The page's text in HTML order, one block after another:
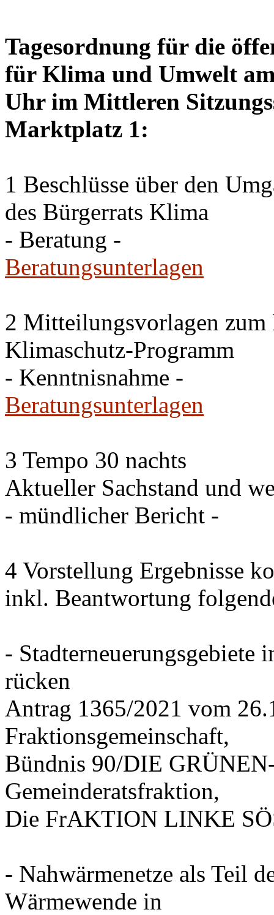
Tagesordnung für die
für Klima und Umwelt
Uhr im Mittleren
Marktplatz 1:
1 Beschlüsse über den
des Bürgerrats Klima
- Beratung -
Beratungsunterlagen
2 Mitteilungsvorlagen zum
Klimaschutz-Programm
- Kenntnisnahme -
Beratungsunterlagen
3 Tempo 30 nachts
Aktueller Sachstand und
- mündlicher Bericht -
4 Vorstellung Ergebnisse
inkl. Beantwortung
- Stadterneuerungsgebiete
rücken
Antrag 1365/2021 vom
Fraktionsgemeinschaft,
Bündnis 90/DIE
Gemeinderatsfraktion,
Die FrAKTION LINKE
- Nahwärmenetze als Teil
Wärmewende in